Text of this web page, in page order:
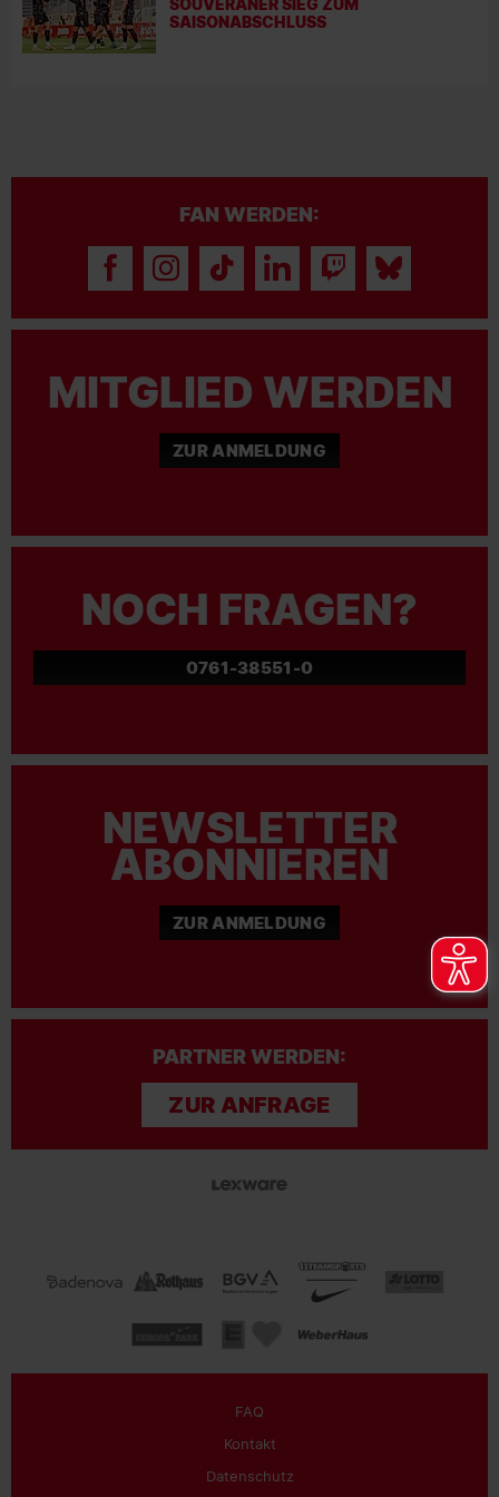
SAISONABSCHLUSS
FAN WERDEN:
MITGLIED WERDEN
ZUR ANMELDUNG
NOCH FRAGEN?
0761-38551-0
NEWSLETTER
ABONNIEREN
ZUR ANMELDUNG
PARTNER WERDEN:
ZUR ANFRAGE
FAQ
Kontakt
Datenschutz